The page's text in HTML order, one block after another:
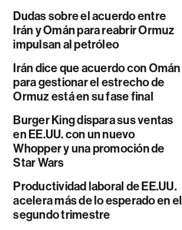
Dudas sobre el acuerdo entre
Irán y Omán para reabrir Ormuz
impulsan al petróleo
Irán dice que acuerdo con Omán
para gestionar el estrecho de
Ormuz está en su fase final
Burger King dispara sus ventas
en EE.UU. con un nuevo
Whopper y una promoción de
Star Wars
Productividad laboral de EE.UU.
acelera más de lo esperado en el
segundo trimestre